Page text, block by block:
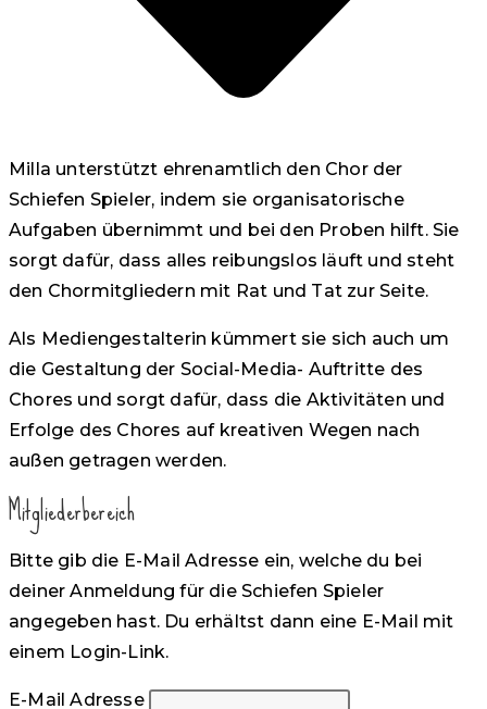
Milla unterstützt ehrenamtlich den Chor der
Schiefen Spieler, indem sie organisatorische
Aufgaben übernimmt und bei den Proben hilft. Sie
sorgt dafür, dass alles reibungslos läuft und steht
den Chormitgliedern mit Rat und Tat zur Seite.
Als Mediengestalterin kümmert sie sich auch um
die Gestaltung der Social-Media- Auftritte des
Chores und sorgt dafür, dass die Aktivitäten und
Erfolge des Chores auf kreativen Wegen nach
außen getragen werden.
Mitgliederbereich
Bitte gib die E-Mail Adresse ein, welche du bei
deiner Anmeldung für die Schiefen Spieler
angegeben hast. Du erhältst dann eine E-Mail mit
einem Login-Link.
E-Mail Adresse